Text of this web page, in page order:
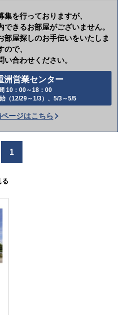
を行っておりますが、
きるお部屋がございません。
部屋探しのお手伝いをいたしま
ので、
い合わせください。
洲営業センター
10：00～18：00
（12/29～1/3）、5/3～5/5
話
か
ージはこちら
1